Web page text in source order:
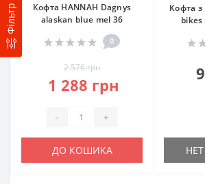
Фільтр
Кофта HANNAH Dagnys
alaskan blue mel 36
0
2 576 грн
1 288 грн
- +
ДО КОШИКА
Кофта
bikes